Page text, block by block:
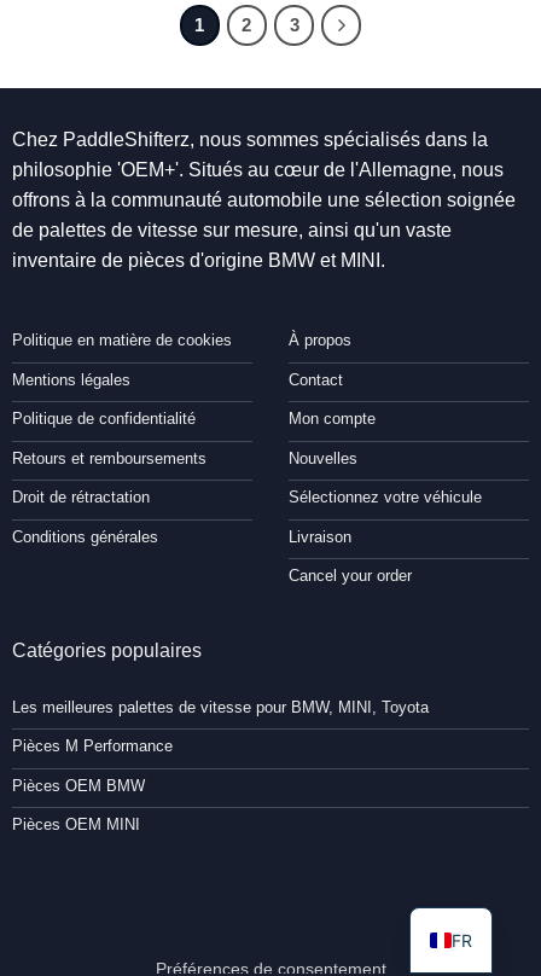
1 2 3
Chez PaddleShifterz, nous sommes spécialisés dans la
philosophie 'OEM+'. Situés au cœur de l'Allemagne, nous
offrons à la communauté automobile une sélection soignée
de palettes de vitesse sur mesure, ainsi qu'un vaste
inventaire de pièces d'origine BMW et MINI.
Politique en matière de cookies
Mentions légales
Politique de confidentialité
Retours et remboursements
Droit de rétractation
Conditions générales
À propos
Contact
Mon compte
Nouvelles
Sélectionnez votre véhicule
Livraison
Cancel your order
Catégories populaires
Les meilleures palettes de vitesse pour BMW, MINI, Toyota
Pièces M Performance
Pièces OEM BMW
Pièces OEM MINI
Préférences de consentement
FR